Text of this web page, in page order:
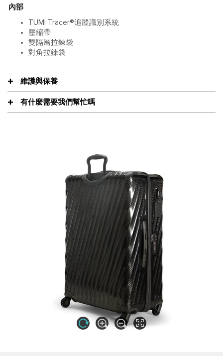
內部
TUMI Tracer®追蹤識別系統
壓縮帶
雙隔層拉鍊袋
對角拉鍊袋
維護與保養
有什麼需要我們幫忙嗎